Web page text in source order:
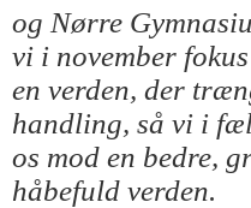
og Nørre
vi i november
en verden, der
handling, så vi i
os mod en bedre,
håbefuld verden.